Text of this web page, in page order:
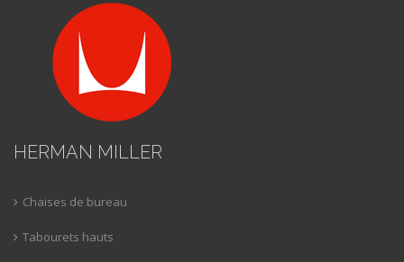
HERMAN MILLER
Chaises de bureau
Tabourets hauts